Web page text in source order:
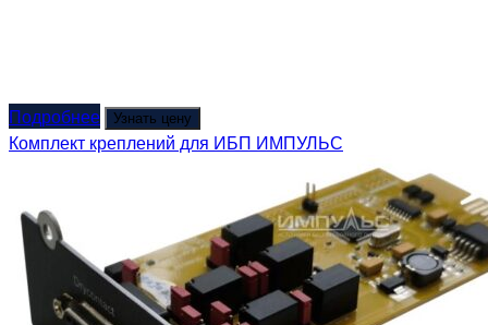
Подробнее Узнать цену
Комплект креплений для ИБП ИМПУЛЬС